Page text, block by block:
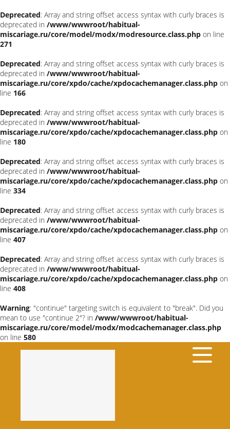
Deprecated: Array and string offset access syntax with curly braces is
deprecated in /www/wwwroot/habitual-
miscariage.ru/core/model/modx/modresource.class.php on line
271
Deprecated: Array and string offset access syntax with curly braces is
deprecated in /www/wwwroot/habitual-
miscariage.ru/core/xpdo/cache/xpdocachemanager.class.php on
line 166
Deprecated: Array and string offset access syntax with curly braces is
deprecated in /www/wwwroot/habitual-
miscariage.ru/core/xpdo/cache/xpdocachemanager.class.php on
line 180
Deprecated: Array and string offset access syntax with curly braces is
deprecated in /www/wwwroot/habitual-
miscariage.ru/core/xpdo/cache/xpdocachemanager.class.php on
line 334
Deprecated: Array and string offset access syntax with curly braces is
deprecated in /www/wwwroot/habitual-
miscariage.ru/core/xpdo/cache/xpdocachemanager.class.php on
line 407
Deprecated: Array and string offset access syntax with curly braces is
deprecated in /www/wwwroot/habitual-
miscariage.ru/core/xpdo/cache/xpdocachemanager.class.php on
line 408
Warning: "continue" targeting switch is equivalent to "break". Did you
mean to use "continue 2"? in /www/wwwroot/habitual-
miscariage.ru/core/model/modx/modcachemanager.class.php
on line 580